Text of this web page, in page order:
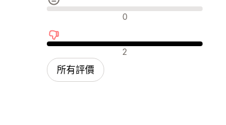
中立評論 0
負面評論 2
所有評價